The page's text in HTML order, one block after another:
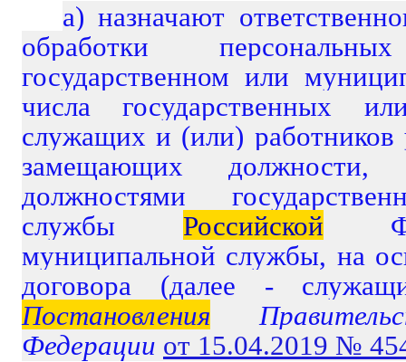
а) назначают
обработки
государственном или
числа государственных
служащих и (или) работников
замещающих
должностями
службы Российской
муниципальной службы, на
договора (далее -
Постановления
Федерации от 15.04.2019 №